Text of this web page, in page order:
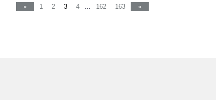
« 1 2 3 4 162 163 »